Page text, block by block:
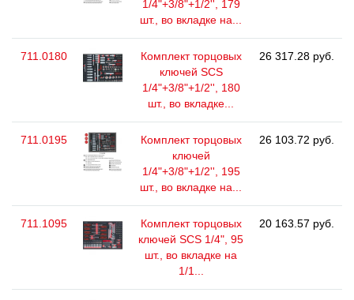
1/4"+3/8"+1/2'', 179
шт., во вкладке на...
711.0180
Комплект торцовых
ключей SCS
1/4"+3/8"+1/2'', 180
шт., во вкладке...
26 317.28 руб.
711.0195
Комплект торцовых
ключей
1/4"+3/8"+1/2'', 195
шт., во вкладке на...
26 103.72 руб.
711.1095
Комплект торцовых
ключей SCS 1/4", 95
шт., во вкладке на
1/1...
20 163.57 руб.